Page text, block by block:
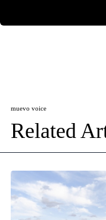
muevo voice
Related